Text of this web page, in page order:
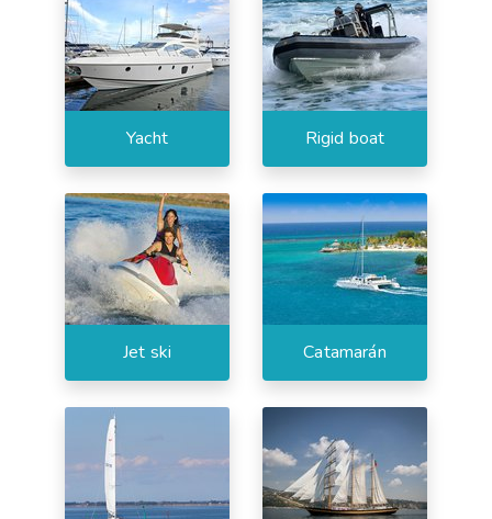
Yacht Rigid boat
Jet ski Catamarán